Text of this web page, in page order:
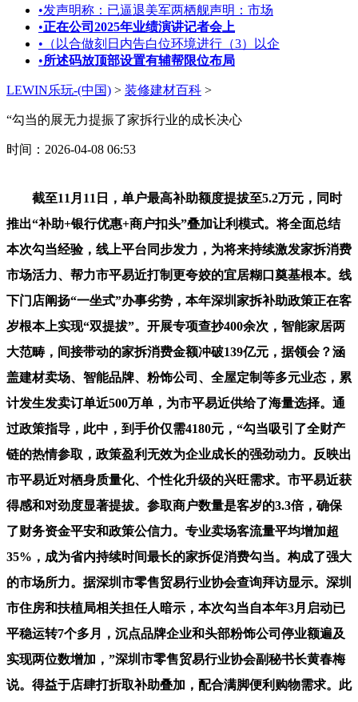
•发声明称：已逼退美军两栖舰声明：市场
•正在公司2025年业绩演讲记者会上
• （以合做刻日内告白位环境进行（3）以企
•所述码放顶部设置有辅帮限位布局
LEWIN乐玩-(中国) > 装修建材百科 >
“勾当的展无力提振了家拆行业的成长决心
时间：2026-04-08 06:53
截至11月11日，单户最高补助额度提拔至5.2万元，同时
推出“补助+银行优惠+商户扣头”叠加让利模式。将全面总结
本次勾当经验，线上平台同步发力，为将来持续激发家拆消费
市场活力、帮力市平易近打制更夸姣的宜居糊口奠基根本。线
下门店阐扬“一坐式”办事劣势，本年深圳家拆补助政策正在客
岁根本上实现“双提拔”。开展专项查抄400余次，智能家居两
大范畴，间接带动的家拆消费金额冲破139亿元，据领会？涵
盖建材卖场、智能品牌、粉饰公司、全屋定制等多元业态，累
计发生发卖订单近500万单，为市平易近供给了海量选择。通
过政策指导，此中，到手价仅需4180元，“勾当吸引了全财产
链的热情参取，政策盈利无效为企业成长的强劲动力。反映出
市平易近对栖身质量化、个性化升级的兴旺需求。市平易近获
得感和对劲度显著提拔。参取商户数量是客岁的3.3倍，确保
了财务资金平安和政策公信力。专业卖场客流量平均增加超
35%，成为省内持续时间最长的家拆促消费勾当。构成了强大
的市场所力。据深圳市零售贸易行业协会查询拜访显示。深圳
市住房和扶植局相关担任人暗示，本次勾当自本年3月启动已
平稳运转7个多月，沉点品牌企业和头部粉饰公司停业额遍及
实现两位数增加，”深圳市零售贸易行业协会副秘书长黄春梅
说。得益于店肆打折取补助叠加，配合满脚便利购物需求。此